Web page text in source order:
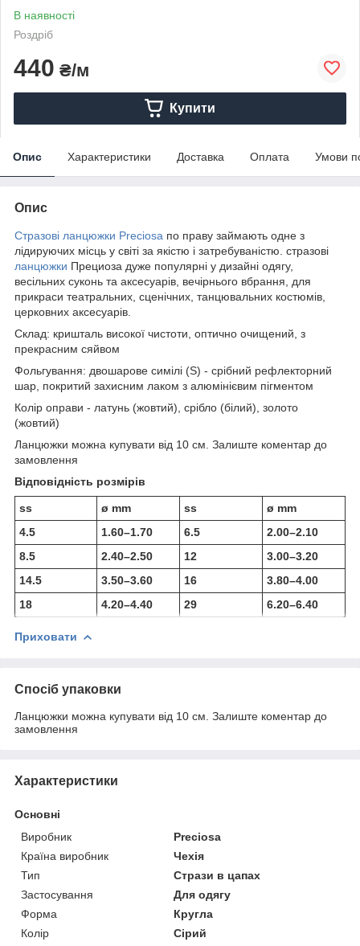
В наявності
Роздріб
440 ₴/м
Купити
Опис Характеристики Доставка Оплата Умови
Опис
Стразові ланцюжки Preciosa по праву займають одне з
лідируючих місць у світі за якістю і затребуваністю. стразові
ланцюжки Прециоза дуже популярні у дизайні одягу,
весільних суконь та аксесуарів, вечірнього вбрання, для
прикраси театральних, сценічних, танцювальних костюмів,
церковних аксесуарів.
Склад: кришталь високої чистоти, оптично очищений, з
прекрасним сяйвом
Фольгування: двошарове симілі (S) - срібний рефлекторний
шар, покритий захисним лаком з алюмінієвим пігментом
Колір оправи - латунь (жовтий), срібло (білий), золото
(жовтий)
Ланцюжки можна купувати від 10 см. Залиште коментар до
замовлення
Відповідність розмірів
ss ø mm ss
ø mm
4.5
1.60–1.70 6.5
2.00–2.10
8.5
2.40–2.50 12
3.00–3.20
14.5
3.50–3.60 16
3.80–4.00
18
4.20–4.40 29 6.20–6.40
Приховати
Спосіб упаковки
Ланцюжки можна купувати від 10 см. Залиште коментар до
замовлення
Характеристики
Основні
Виробник
Preciosa
Країна виробник
Чехія
Тип
Стрази в цапах
Застосування
Для одягу
Форма
Кругла
Колір
Сірий